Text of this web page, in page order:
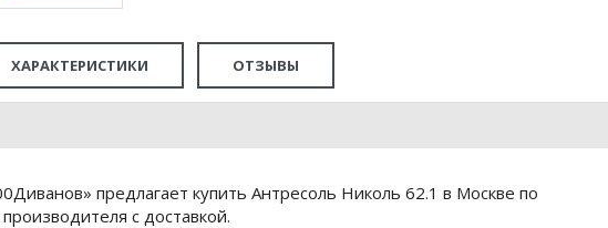
ХАРАКТЕРИСТИКИ ОТЗЫВЫ
предлагает купить Антресоль Николь 62.1 в Москве по
с доставкой.